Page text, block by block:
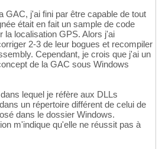
GAC, j'ai fini par être capable de tout
était en fait un sample de code
la localisation GPS. Alors j'ai
2-3 de leur bogues et recompiler
Cependant, je crois que j'ai un
de la GAC sous Windows
lequel je réfère aux DLLs
un répertoire différent de celui de
dans le dossier Windows.
m'indique qu'elle ne réussit pas à